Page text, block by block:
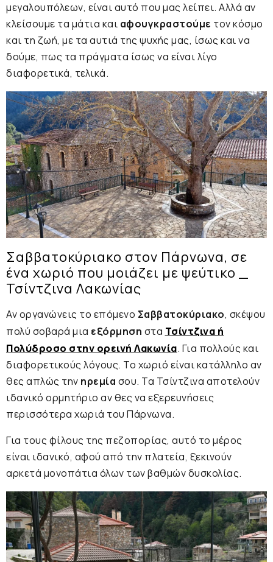
μεγαλουπόλεων, είναι αυτό που μας λείπει. Αλλά αν
κλείσουμε τα μάτια και αφουγκραστούμε τον κόσμο
και τη ζωή, με τα αυτιά της ψυχής μας, ίσως και να
δούμε, πως τα πράγματα ίσως να είναι λίγο
διαφορετικά, τελικά.
Σαββατοκύριακο στον Πάρνωνα, σε
ένα χωριό που μοιάζει με ψεύτικο _
Τσίντζινα Λακωνίας
Αν οργανώνεις το επόμενο Σαββατοκύριακο, σκέψου
πολύ σοβαρά μια εξόρμηση στα Τσίντζινα ή
Πολύδροσο στην ορεινή Λακωνία. Για πολλούς και
διαφορετικούς λόγους. Το χωριό είναι κατάλληλο αν
θες απλώς την ηρεμία σου. Τα Τσίντζινα αποτελούν
ιδανικό ορμητήριο αν θες να εξερευνήσεις
περισσότερα χωριά του Πάρνωνα.
Για τους φίλους της πεζοπορίας, αυτό το μέρος
είναι ιδανικό, αφού από την πλατεία, ξεκινούν
αρκετά μονοπάτια όλων των βαθμών δυσκολίας.